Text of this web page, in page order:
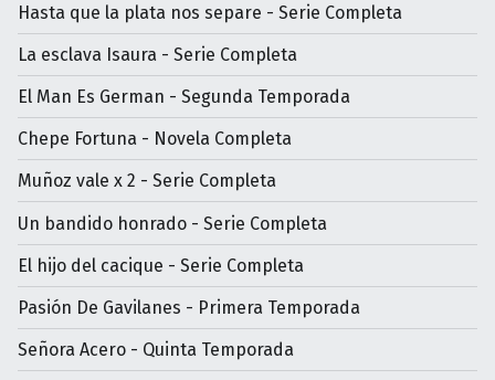
Hasta que la plata nos separe - Serie Completa
La esclava Isaura - Serie Completa
El Man Es German - Segunda Temporada
Chepe Fortuna - Novela Completa
Muñoz vale x 2 - Serie Completa
Un bandido honrado - Serie Completa
El hijo del cacique - Serie Completa
Pasión De Gavilanes - Primera Temporada
Señora Acero - Quinta Temporada